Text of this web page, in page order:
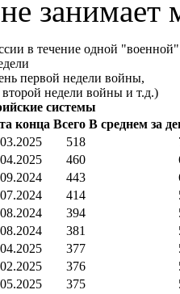
занимает
в течение одной "военной"
первой недели войны,
недели войны и т.д.)
системы
конца Всего В среднем за
518
460
443
414
394
381
377
376
375